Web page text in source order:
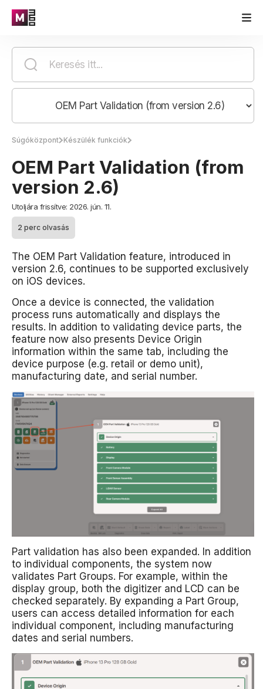
Súgóközpont Készülék funkciók
OEM Part Validation (from
version 2.6)
Utoljára frissítve: 2026. jún. 11.
2 perc olvasás
The OEM Part Validation feature, introduced in
version 2.6, continues to be supported exclusively
on iOS devices.
Once a device is connected, the validation
process runs automatically and displays the
results. In addition to validating device parts, the
feature now also presents Device Origin
information within the same tab, including the
device purpose (e.g. retail or demo unit),
manufacturing date, and serial number.
Part validation has also been expanded. In addition
to individual components, the system now
validates Part Groups. For example, within the
display group, both the digitizer and LCD can be
checked separately. By expanding a Part Group,
users can access detailed information for each
individual component, including manufacturing
dates and serial numbers.